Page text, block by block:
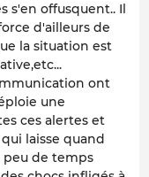
s'en offusquent.. Il
d'ailleurs de
la situation est
ont
une
ces alertes et
laisse quand
peu de temps